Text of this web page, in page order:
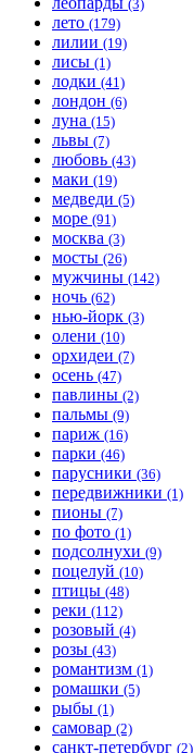
(3)
лето (179)
лилии (19)
лисы (1)
лодки (41)
лондон (6)
луна (15)
львы (7)
любовь (43)
маки (19)
медведи (5)
море (91)
москва (3)
мосты (26)
мужчины (142)
ночь (62)
нью-йорк (3)
олени (10)
орхидеи (7)
осень (47)
павлины (2)
пальмы (9)
париж (16)
парки (46)
парусники (36)
передвижники (1)
пионы (7)
по фото (1)
подсолнухи (9)
поцелуй (10)
птицы (48)
реки (112)
розовый (4)
розы (43)
романтизм (1)
ромашки (5)
рыбы (1)
самовар (2)
санкт-петербург (2)